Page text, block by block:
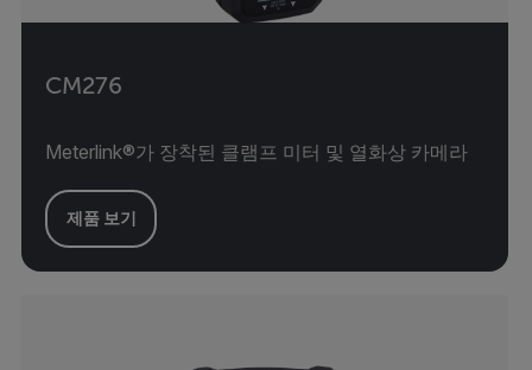
CM276
Meterlink®가 장착된 클램프 미터 및 열화상 카메라
제품 보기